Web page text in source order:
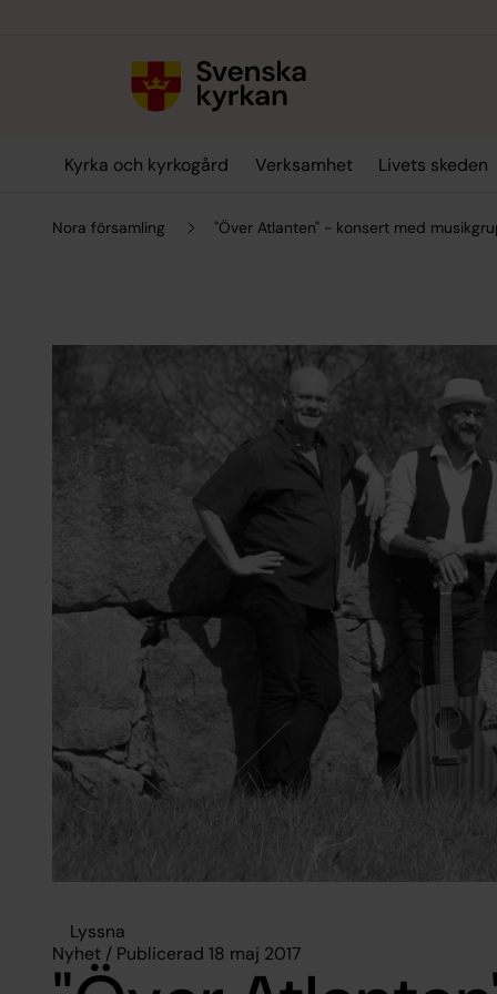
Kyrka och kyrkogård Verksamhet Livets skeden
Nora församling "Över Atlanten" - konsert med
Lyssna
Nyhet / Publicerad 18 maj 2017